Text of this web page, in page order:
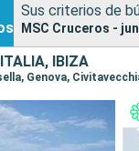
Sus criterios de
MSC Cruceros -
IBIZA
Genova,